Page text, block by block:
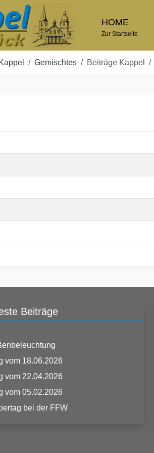
HOME
Zur Startseite
Kappel Gemischtes Beiträge Kappel
Beiträge
vom 18.06.2026
vom 22.04.2026
vom 05.02.2026
bei der FFW